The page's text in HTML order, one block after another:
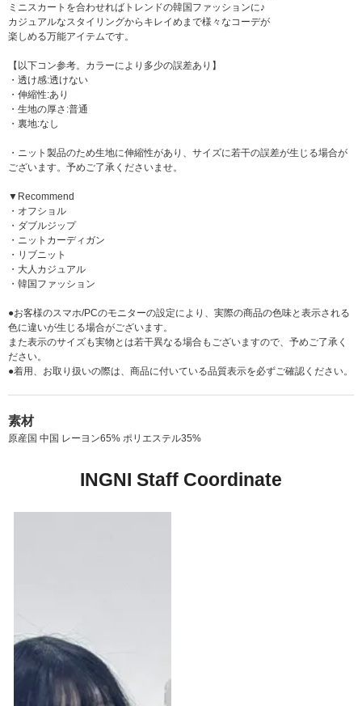
ミニスカートを合わせればトレンドの韓国ファッションに♪
カジュアルなスタイリングからキレイめまで様々なコーデが
楽しめる万能アイテムです。
【以下コン参考。カラーにより多少の誤差あり】
・透け感:透けない
・伸縮性:あり
・生地の厚さ:普通
・裏地:なし
・ニット製品のため生地に伸縮性があり、サイズに若干の誤差が生じる場合が
ございます。予めご了承くださいませ。
▼Recommend
・オフショル
・ダブルジップ
・ニットカーディガン
・リブニット
・大人カジュアル
・韓国ファッション
●お客様のスマホ/PCのモニターの設定により、実際の商品の色味と表示される
色に違いが生じる場合がございます。
また表示のサイズも実物とは若干異なる場合もございますので、予めご了承く
ださい。
●着用、お取り扱いの際は、商品に付いている品質表示を必ずご確認ください。
素材
原産国 中国 レーヨン65% ポリエステル35%
INGNI Staff Coordinate